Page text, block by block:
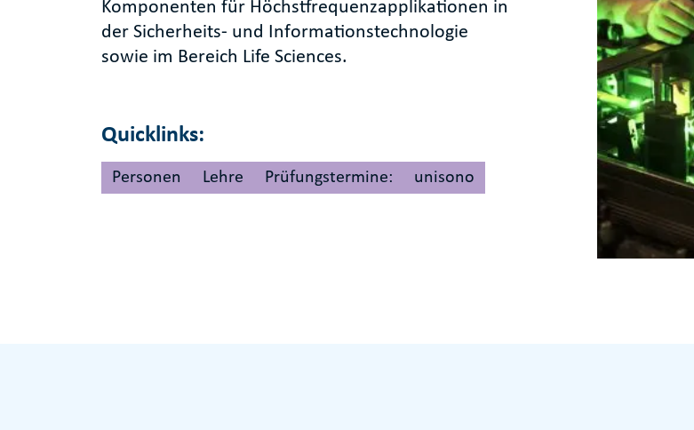
Komponenten für Höchstfrequenzapplikationen in
der Sicherheits- und Informationstechnologie
sowie im Bereich Life Sciences.
Quicklinks:
Personen Lehre Prüfungstermine: unisono